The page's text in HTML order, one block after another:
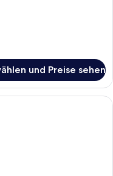
und Preise sehen
Sitzbereich im